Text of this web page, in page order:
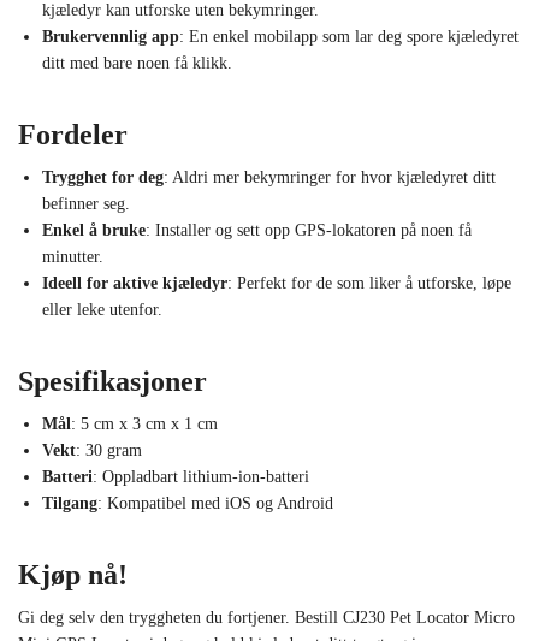
kjæledyr kan utforske uten bekymringer.
Brukervennlig app: En enkel mobilapp som lar deg spore kjæledyret
ditt med bare noen få klikk.
Fordeler
Trygghet for deg: Aldri mer bekymringer for hvor kjæledyret ditt
befinner seg.
Enkel å bruke: Installer og sett opp GPS-lokatoren på noen få
minutter.
Ideell for aktive kjæledyr: Perfekt for de som liker å utforske, løpe
eller leke utenfor.
Spesifikasjoner
Mål: 5 cm x 3 cm x 1 cm
Vekt: 30 gram
Batteri: Oppladbart lithium-ion-batteri
Tilgang: Kompatibel med iOS og Android
Kjøp nå!
Gi deg selv den tryggheten du fortjener. Bestill CJ230 Pet Locator Micro